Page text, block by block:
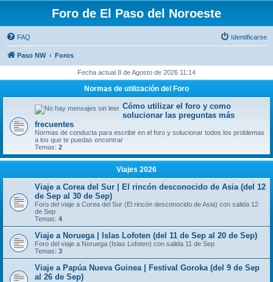
Foro de El Paso del Noroeste
FAQ Identificarse
Paso NW Foros
Fecha actual 8 de Agosto de 2026 11:14
Normas de utilización del Foro
Cómo utilizar el foro y como
solucionar las preguntas más
frecuentes
Normas de conducta para escribir en el foro y solucionar todos los problemas
a los que te puedas encontrar
Temas: 2
Viajes 2026
Viaje a Corea del Sur | El rincón desconocido de Asia (del 12
de Sep al 30 de Sep)
Foro del viaje a Corea del Sur (El rincón desconocido de Asia) con salida 12
de Sep
Temas: 4
Viaje a Noruega | Islas Lofoten (del 11 de Sep al 20 de Sep)
Foro del viaje a Noruega (Islas Lofoten) con salida 11 de Sep
Temas: 3
Viaje a Papúa Nueva Guinea | Festival Goroka (del 9 de Sep
al 26 de Sep)